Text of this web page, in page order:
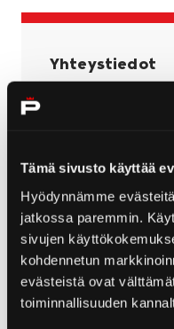
Tämä sivusto käyttää
Hyödynnämme
jatkossa paremmin.
sivujen
kohdennetun
evästeistä ovat
toiminnallisuuden
Yhteystiedot
Postiosoite:
28500 Pori
Www